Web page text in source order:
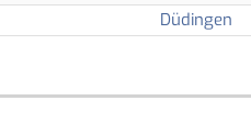
Düdingen